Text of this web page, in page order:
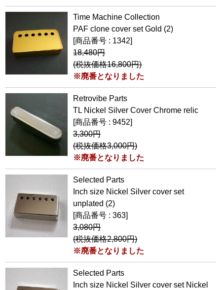
Time Machine Collection
PAF clone cover set Gold (2)
[商品番号 : 1342]
18,480円
(税抜価格16,800円)
※廃番となりました
Retrovibe Parts
TL Nickel Silver Cover Chrome relic
[商品番号 : 9452]
3,300円
(税抜価格3,000円)
※廃番となりました
Selected Parts
Inch size Nickel Silver cover set
unplated (2)
[商品番号 : 363]
3,080円
(税抜価格2,800円)
※廃番となりました
Selected Parts
Inch size Nickel Silver cover set Nickel